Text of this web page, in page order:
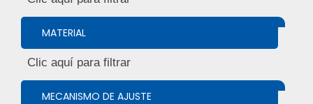
MATERIAL
MECANISMO DE AJUSTE